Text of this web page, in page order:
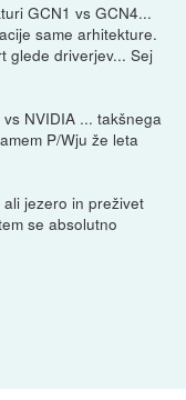
GCN1 vs GCN4...
same arhitekture.
glede driverjev... Sej
NVIDIA ... takšnega
P/Wju že leta
jezero in preživet
se absolutno